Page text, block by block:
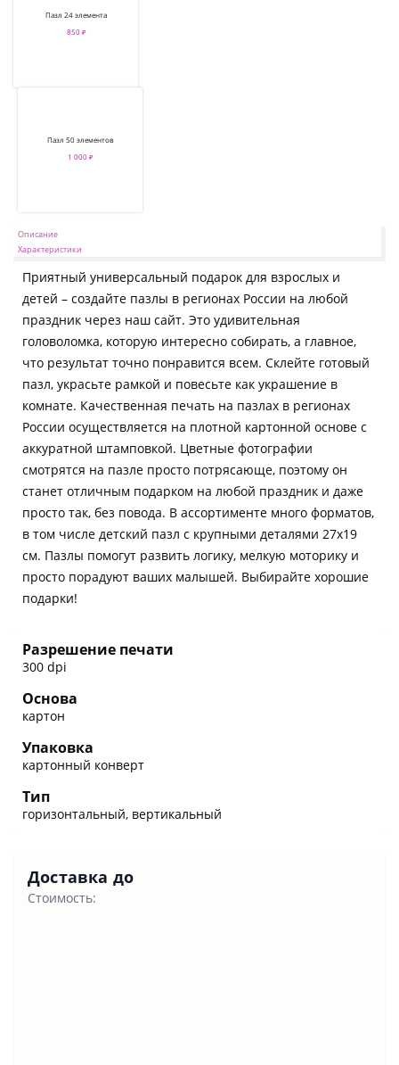
Пазл 24 элемента
850 ₽
Пазл 50 элементов
1 000 ₽
Описание
Характеристики
Приятный универсальный подарок для взрослых и
детей – создайте пазлы в регионах России на любой
праздник через наш сайт. Это удивительная
головоломка, которую интересно собирать, а главное,
что результат точно понравится всем. Склейте готовый
пазл, украсьте рамкой и повесьте как украшение в
комнате. Качественная печать на пазлах в регионах
России осуществляется на плотной картонной основе с
аккуратной штамповкой. Цветные фотографии
смотрятся на пазле просто потрясающе, поэтому он
станет отличным подарком на любой праздник и даже
просто так, без повода. В ассортименте много форматов,
в том числе детский пазл с крупными деталями 27х19
см. Пазлы помогут развить логику, мелкую моторику и
просто порадуют ваших малышей. Выбирайте хорошие
подарки!
Разрешение печати
300 dpi
Основа
картон
Упаковка
картонный конверт
Тип
горизонтальный, вертикальный
Доставка до
Стоимость: